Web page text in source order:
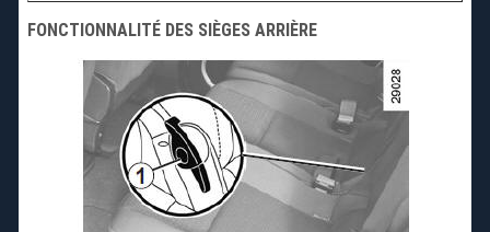
FONCTIONNALITÉ DES SIÈGES ARRIÈRE